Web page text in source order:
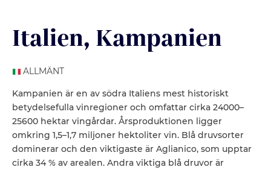
Italien, Kampanien
ALLMÄNT
Kampanien är en av södra Italiens mest historiskt
betydelsefulla vinregioner och omfattar cirka 24000–
25600 hektar vingårdar. Årsproduktionen ligger
omkring 1,5–1,7 miljoner hektoliter vin. Blå druvsorter
dominerar och den viktigaste är Aglianico, som upptar
cirka 34 % av arealen. Andra viktiga blå druvor är